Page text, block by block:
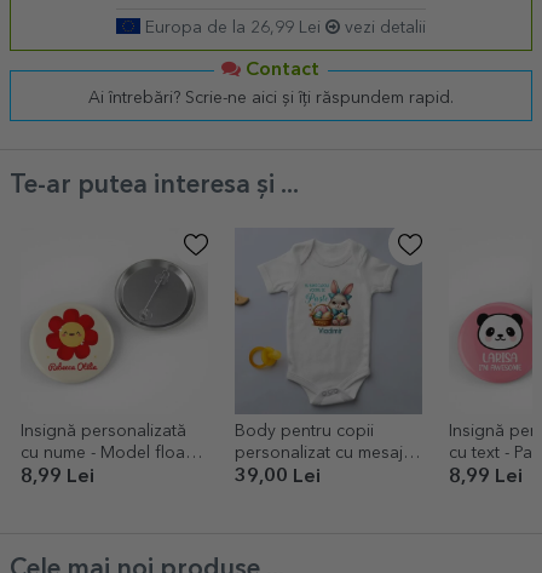
Europa de la 26,99 Lei vezi detalii
Contact
Ai întrebări? Scrie-ne aici și îți răspundem rapid.
Te-ar putea interesa și ...
Insignă personalizată
cu nume - Model floare
colorată
8,99 Lei
Body pentru copii
personalizat cu mesaj -
Cadoul de Paște, Baby
39,00 Lei
Insignă
cu text -
8,99 Lei